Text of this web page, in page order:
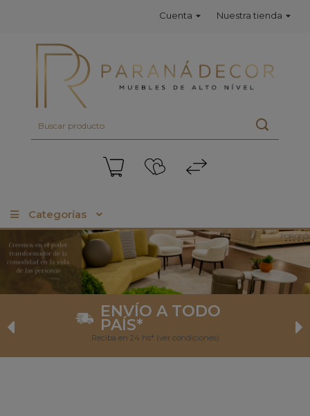
Cuenta Nuestra tienda
Categorías
ENVÍO A TODO
PAÍS*
Reciba en 24 hs* (ver condiciones)